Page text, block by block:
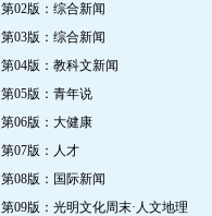
第02版：综合新闻
第03版：综合新闻
第04版：教科文新闻
第05版：青年说
第06版：大健康
第07版：人才
第08版：国际新闻
第09版：光明文化周末·人文地理